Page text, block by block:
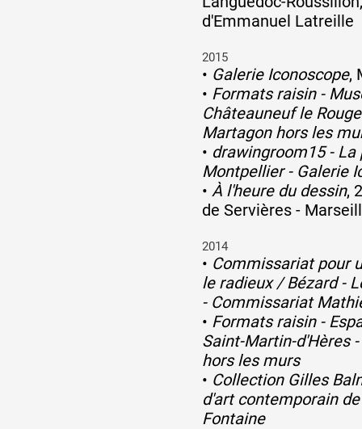
d'Emmanuel Latreille
2015
• Galerie Iconoscope,
• Formats raisin -
Châteauneuf le
Martagon hors les
• drawingroom15 - La
Montpellier - Galerie
• À l'heure du dessin,
de Servières -
2014
• Commissariat pour
le radieux / Bézard -
- Commissariat
• Formats raisin -
Saint-Martin-d'Hères
hors les murs
• Collection Gilles
d'art contemporain
Fontaine